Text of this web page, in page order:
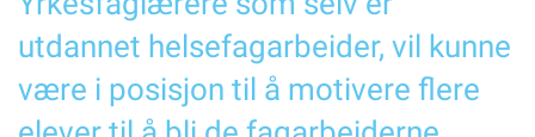
REDAKTØREN
Kommer jobbmobil til å bli den nye fleecejakka?
KORT & GODT
Kort & godt
utdannet helsefagarbeider, vil kunne
være i posisjon til å motivere flere